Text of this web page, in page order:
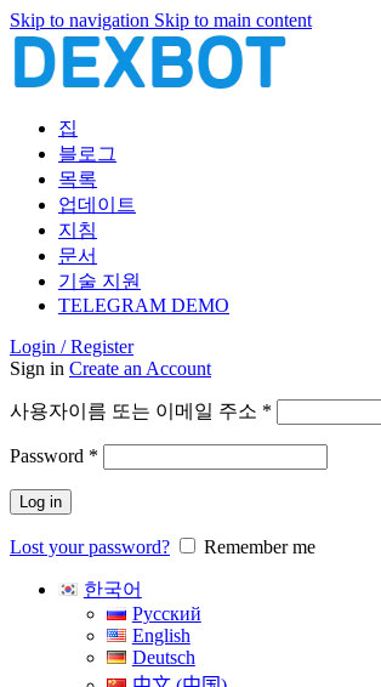
Skip to navigation Skip to main content
집
블로그
목록
업데이트
지침
문서
기술 지원
TELEGRAM DEMO
Login / Register
Sign in Create an Account
사용자이름 또는 이메일 주소 *
Password *
Log in
Lost your password? Remember me
한국어
Русский
English
Deutsch